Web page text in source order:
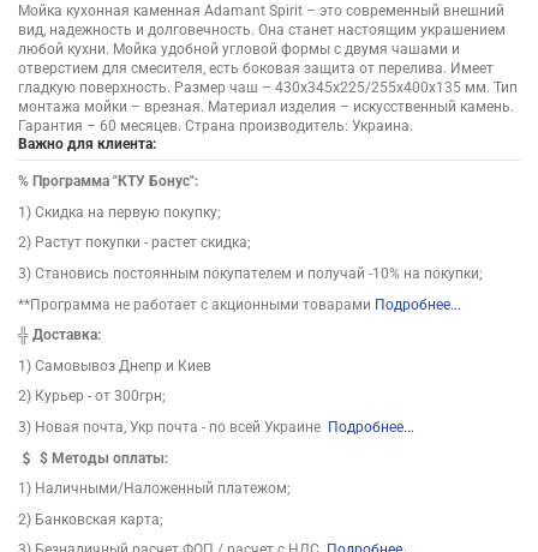
Мойка кухонная каменная Adamant Spirit – это современный внешний
вид, надежность и долговечность. Она станет настоящим украшением
любой кухни. Мойка удобной угловой формы с двумя чашами и
отверстием для смесителя, есть боковая защита от перелива. Имеет
гладкую поверхность. Размер чаш – 430х345х225/255х400х135 мм. Тип
монтажа мойки – врезная. Материал изделия – искусственный камень.
Гарантия – 60 месяцев. Страна производитель: Украина.
Важно для клиента:
% Программа "КТУ Бонус":
1) Скидка на первую покупку;
2) Растут покупки - растет скидка;
3) Становись постоянным покупателем и получай -10% на покупки;
**Программа не работает с акционными товарами Подробнее...
╬ Доставка:
1) Самовывоз Днепр и Киев
2) Курьер - от 300грн;
3) Новая почта, Укр почта - по всей Украине Подробнее...
$Методы оплаты:
1) Наличными/Наложенный платежом;
2) Банковская карта;